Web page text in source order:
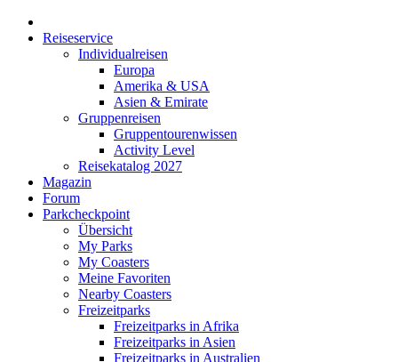
Reiseservice
Individualreisen
Europa
Amerika & USA
Asien & Emirate
Gruppenreisen
Gruppentourenwissen
Activity Level
Reisekatalog 2027
Magazin
Forum
Parkcheckpoint
Übersicht
My Parks
My Coasters
Meine Favoriten
Nearby Coasters
Freizeitparks
Freizeitparks in Afrika
Freizeitparks in Asien
Freizeitparks in Australien